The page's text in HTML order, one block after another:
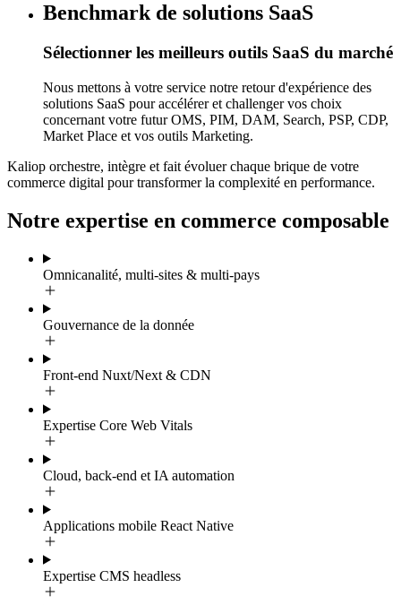
Benchmark de solutions SaaS
Sélectionner les meilleurs outils SaaS du marché
Nous mettons à votre service notre retour d'expérience des
solutions SaaS pour accélérer et challenger vos choix
concernant votre futur OMS, PIM, DAM, Search, PSP, CDP,
Market Place et vos outils Marketing.
Kaliop orchestre, intègre et fait évoluer chaque brique de votre
commerce digital pour transformer la complexité en performance.
Notre expertise en commerce composable
Omnicanalité, multi-sites & multi-pays
Gouvernance de la donnée
Front-end Nuxt/Next & CDN
Expertise Core Web Vitals
Cloud, back-end et IA automation
Applications mobile React Native
Expertise CMS headless